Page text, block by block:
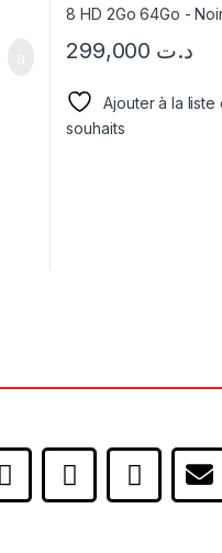
د.ت
Ajouter à la liste
souhaits